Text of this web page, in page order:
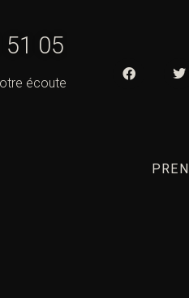
51 05
écoute